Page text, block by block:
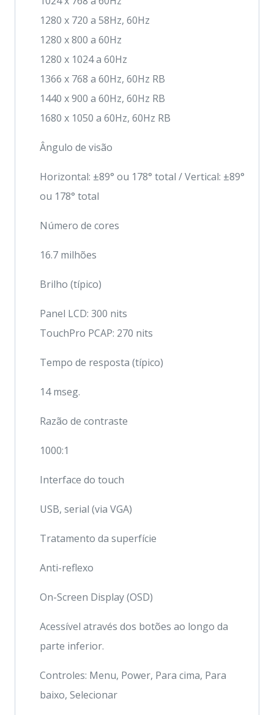
1280 x 720 a 58Hz, 60Hz
1280 x 800 a 60Hz
1280 x 1024 a 60Hz
1366 x 768 a 60Hz, 60Hz RB
1440 x 900 a 60Hz, 60Hz RB
1680 x 1050 a 60Hz, 60Hz RB
Ângulo de visão
Horizontal: ±89° ou 178° total / Vertical: ±89°
ou 178° total
Número de cores
16.7 milhões
Brilho (típico)
Panel LCD: 300 nits
TouchPro PCAP: 270 nits
Tempo de resposta (típico)
14 mseg.
Razão de contraste
1000:1
Interface do touch
USB, serial (via VGA)
Tratamento da superfície
Anti-reflexo
On-Screen Display (OSD)
Acessível através dos botões ao longo da
parte inferior.
Controles: Menu, Power, Para cima, Para
baixo, Selecionar